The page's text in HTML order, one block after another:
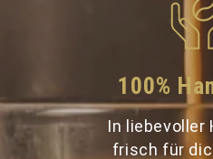
100%
In liebevoller
frisch für